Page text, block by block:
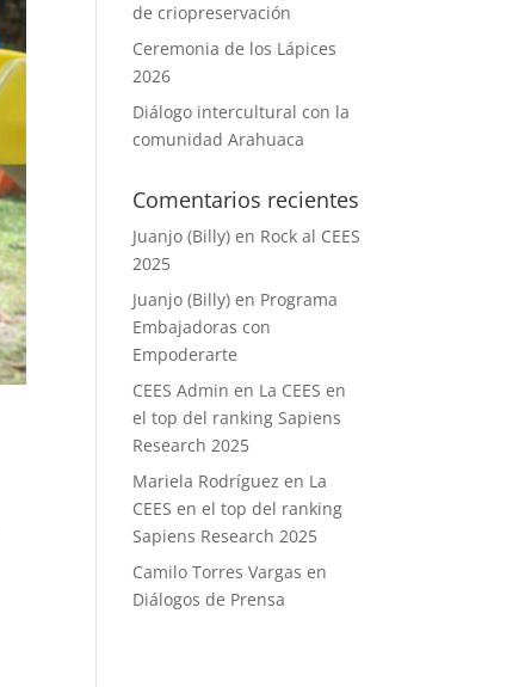
de criopreservación
Ceremonia de los Lápices
2026
Diálogo intercultural con la
comunidad Arahuaca
Comentarios recientes
Juanjo (Billy) en Rock al CEES
2025
Juanjo (Billy) en Programa
Embajadoras con
Empoderarte
CEES Admin en La CEES en
el top del ranking Sapiens
Research 2025
Mariela Rodríguez en La
CEES en el top del ranking
Sapiens Research 2025
Camilo Torres Vargas en
Diálogos de Prensa